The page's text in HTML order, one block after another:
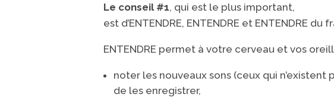
Le conseil #1, qui est le plus important,
est d’ENTENDRE, ENTENDRE et ENTENDRE du
ENTENDRE permet ​à votre cerveau et vos
​noter les nouveaux sons (ceux qui
​de les enregistrer,